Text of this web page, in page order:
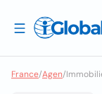
France/Agen/